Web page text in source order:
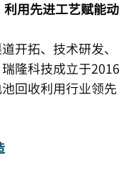
用先进工艺赋能动
开拓、技术研发、
隆科技成立于2016
回收利用行业领先